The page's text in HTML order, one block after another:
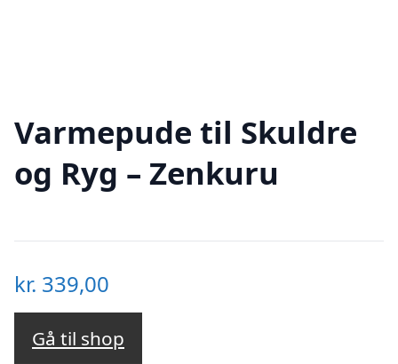
Varmepude til Skuldre
og Ryg – Zenkuru
kr. 339,00
Gå til shop